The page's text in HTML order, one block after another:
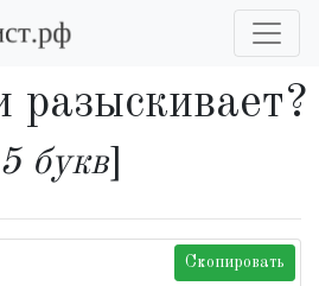
разыскивает?
5 букв]
Скопировать